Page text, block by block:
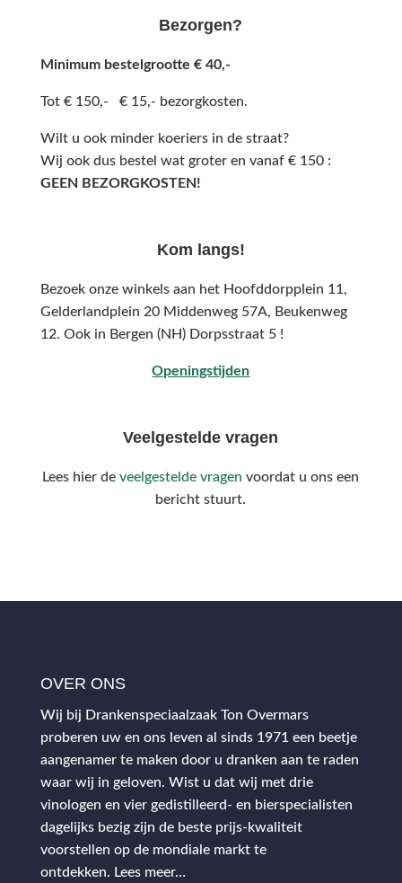
Bezorgen?
Minimum bestelgrootte € 40,-
Tot € 150,- € 15,- bezorgkosten.
Wilt u ook minder koeriers in de straat?
Wij ook dus bestel wat groter en vanaf € 150 :
GEEN BEZORGKOSTEN!
Kom langs!
Bezoek onze winkels aan het Hoofddorpplein 11,
Gelderlandplein 20 Middenweg 57A, Beukenweg
12. Ook in Bergen (NH) Dorpsstraat 5 !
Openingstijden
Veelgestelde vragen
Lees hier deveelgestelde vragen voordat u ons een
bericht stuurt.
OVER ONS
Wij bij Drankenspeciaalzaak Ton Overmars
proberen uw en ons leven al sinds 1971 een beetje
aangenamer te maken door u dranken aan te raden
waar wij in geloven. Wist u dat wij met drie
vinologen en vier gedistilleerd- en bierspecialisten
dagelijks bezig zijn de beste prijs-kwaliteit
voorstellen op de mondiale markt te
ontdekken. Lees meer…